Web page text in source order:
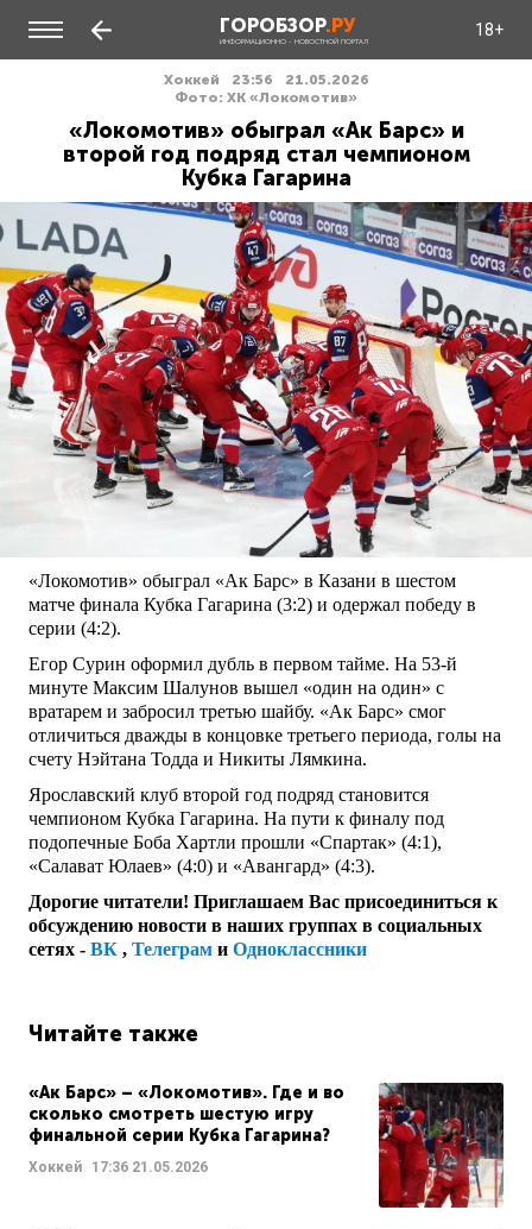
ГОРОБЗОР.РУ
ИНФОРМАЦИОННО - НОВОСТНОЙ ПОРТАЛ
18+
Хоккей 23:56
21.05.2026
Фото: ХК «Локомотив»
«Локомотив» обыграл «Ак Барс» и
второй год подряд стал чемпионом
Кубка Гагарина
«Локомотив» обыграл «Ак Барс» в Казани в шестом
матче финала Кубка Гагарина (3:2) и одержал победу в
серии (4:2).
Егор Сурин оформил дубль в первом тайме. На 53-й
минуте Максим Шалунов вышел «один на один» с
вратарем и забросил третью шайбу. «Ак Барс» смог
отличиться дважды в концовке третьего периода, голы на
счету Нэйтана Тодда и Никиты Лямкина.
Ярославский клуб второй год подряд становится
чемпионом Кубка Гагарина. На пути к финалу под
подопечные Боба Хартли прошли «Спартак» (4:1),
«Салават Юлаев» (4:0) и «Авангард» (4:3).
Дорогие читатели! Приглашаем Вас присоединиться к
обсуждению новости в наших группах в социальных
сетях - ВК , Телеграм и Одноклассники
Читайте также
«Ак Барс» – «Локомотив». Где и во
сколько смотреть шестую игру
финальной серии Кубка Гагарина?
Хоккей 17:36 21.05.2026